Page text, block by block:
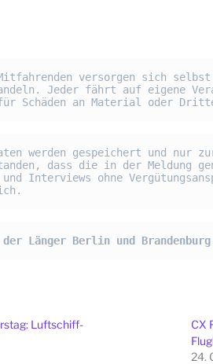
versorgen sich
Jeder fährt auf eigene
Schäden an Material oder
werden gespeichert und nur
dass die in der Meldung
und Interviews ohne
Länger Berlin und
Luftschiff-
CX
24.